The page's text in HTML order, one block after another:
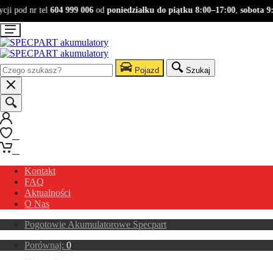
pod nr tel604 999 006odponiedziałku do piątku 8:00–17:00,sobota
Pojazd Szukaj
Kontakt
FAQ
Aktualności
O Nas
Pogotowie Akumulatorowe Specpart
Porównaj: 0